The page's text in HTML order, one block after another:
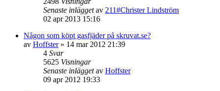
Senaste inläggetav 211#Christer Lindström
02 apr 2013 15:16
Någon som köpt gasfjäder på skruvat.se?
av Hoffster» 14 mar 2012 21:39
4 Svar
5625 Visningar
Senaste inläggetav Hoffster
09 apr 2012 19:33